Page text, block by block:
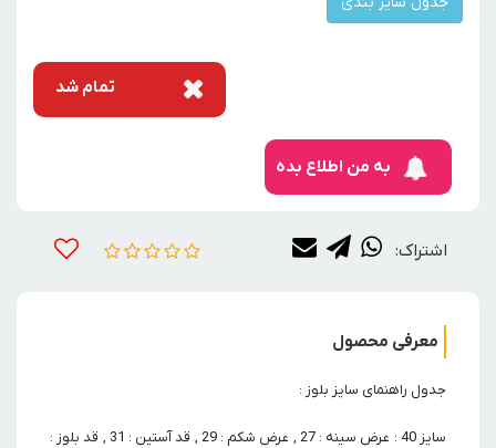
تمام شد
به من اطلاع بده
اشتراک:
معرفی محصول
جدول راهنمای سایز بلوز :
سایز 40 : عرض سینه : 27 , عرض شکم : 29 , قد آستین : 31 , قد بلوز :